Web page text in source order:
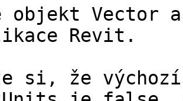
objekt Vector
Revit.
si, že